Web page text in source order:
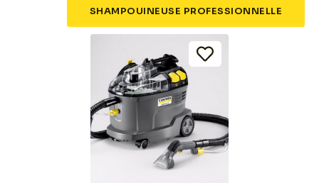
SHAMPOUINEUSE PROFESSIONNELLE